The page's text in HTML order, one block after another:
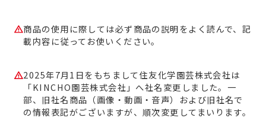
商品の使用に際しては必ず商品の説明をよく読んで、記
載内容に従ってお使いください。
2025年7月1日をもちまして住友化学園芸株式会社は
「KINCHO園芸株式会社」へ社名変更しました。一
部、旧社名商品（画像・動画・音声）および旧社名で
の情報表記がございますが、順次変更してまいります。